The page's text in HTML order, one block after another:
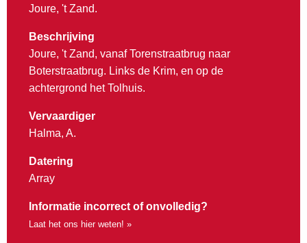
Joure, 't Zand.
Beschrijving
Joure, 't Zand, vanaf Torenstraatbrug naar
Boterstraatbrug. Links de Krim, en op de
achtergrond het Tolhuis.
Vervaardiger
Halma, A.
Datering
Array
Informatie incorrect of onvolledig?
Laat het ons hier weten! »